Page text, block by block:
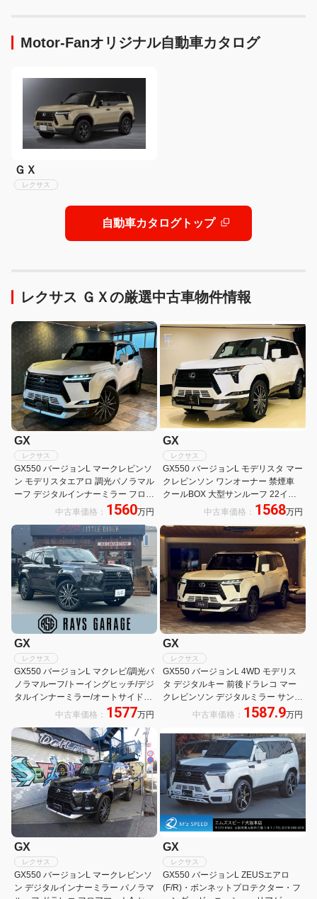
Motor-Fanオリジナル自動車カタログ
ＧＸ
レクサス
自動車カタログトップ
レクサス ＧＸの厳選中古車物件情報
GX
レクサス
GX550 バージョンL マークレビンソ
ン モデリスタエアロ 調光パノラマル
ーフ デジタルインナーミラー フロア
マット 全方位カメラ HDMI 置くだけ
充電 シートヒーター・ベンチレーシ
ョン クールボックス
中古車価格： 1560万円
GX
レクサス
GX550 バージョンL モデリスタ マー
クレビンソン ワンオーナー 禁煙車
クールBOX 大型サンルーフ 22イン
チAW 電動ステップ 置くだけ充電 ル
ーフレール デジタルミラー 前後ドラ
レコ レクサコートフロアマット
中古車価格： 1568万円
GX
レクサス
GX550 バージョンL マクレビ/調光パ
ノラマルーフ/トーイングヒッチ/デジ
タルインナーミラー/オートサイドス
テップ/3列フロアマット/HDMI/22in
リアフィルム
中古車価格： 1577万円
GX
レクサス
GX550 バージョンL 4WD モデリス
タ デジタルキー 前後ドラレコ マー
クレビンソン デジタルミラー サンル
ーフ ブラックレザー フロアマット
ター シートベンチレーション
中古車価格： 1587.9万円
GX
レクサス
GX550 バージョンL マークレビンソ
ン デジタルインナーミラー パノラマ
GX
レクサス
GX550 バージョンL ZEUSエアロ
(F/R)・ボンネットプロテクター・フ